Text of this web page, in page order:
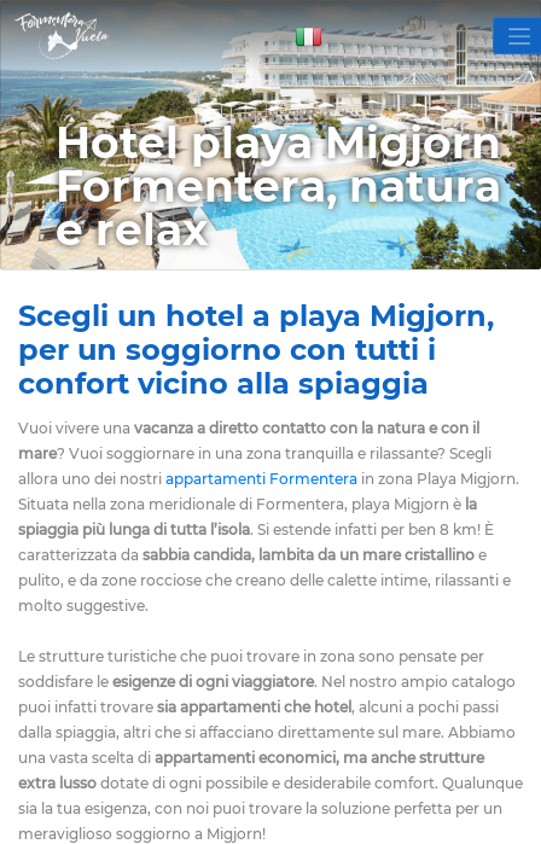
Hotel playa Migjorn
Formentera, natura
e relax
Scegli un hotel a playa Migjorn,
per un soggiorno con tutti i
confort vicino alla spiaggia
Vuoi vivere una vacanza a diretto contatto con la natura e con il
mare? Vuoi soggiornare in una zona tranquilla e rilassante? Scegli
allora uno dei nostri appartamenti Formentera in zona Playa Migjorn.
Situata nella zona meridionale di Formentera, playa Migjorn è la
spiaggia più lunga di tutta l’isola. Si estende infatti per ben 8 km! È
caratterizzata da sabbia candida, lambita da un mare cristallino e
pulito, e da zone rocciose che creano delle calette intime, rilassanti e
molto suggestive.
Le strutture turistiche che puoi trovare in zona sono pensate per
soddisfare le esigenze di ogni viaggiatore. Nel nostro ampio catalogo
puoi infatti trovare sia appartamenti che hotel, alcuni a pochi passi
dalla spiaggia, altri che si affacciano direttamente sul mare. Abbiamo
una vasta scelta di appartamenti economici, ma anche strutture
extra lusso dotate di ogni possibile e desiderabile comfort. Qualunque
sia la tua esigenza, con noi puoi trovare la soluzione perfetta per un
meraviglioso soggiorno a Migjorn!